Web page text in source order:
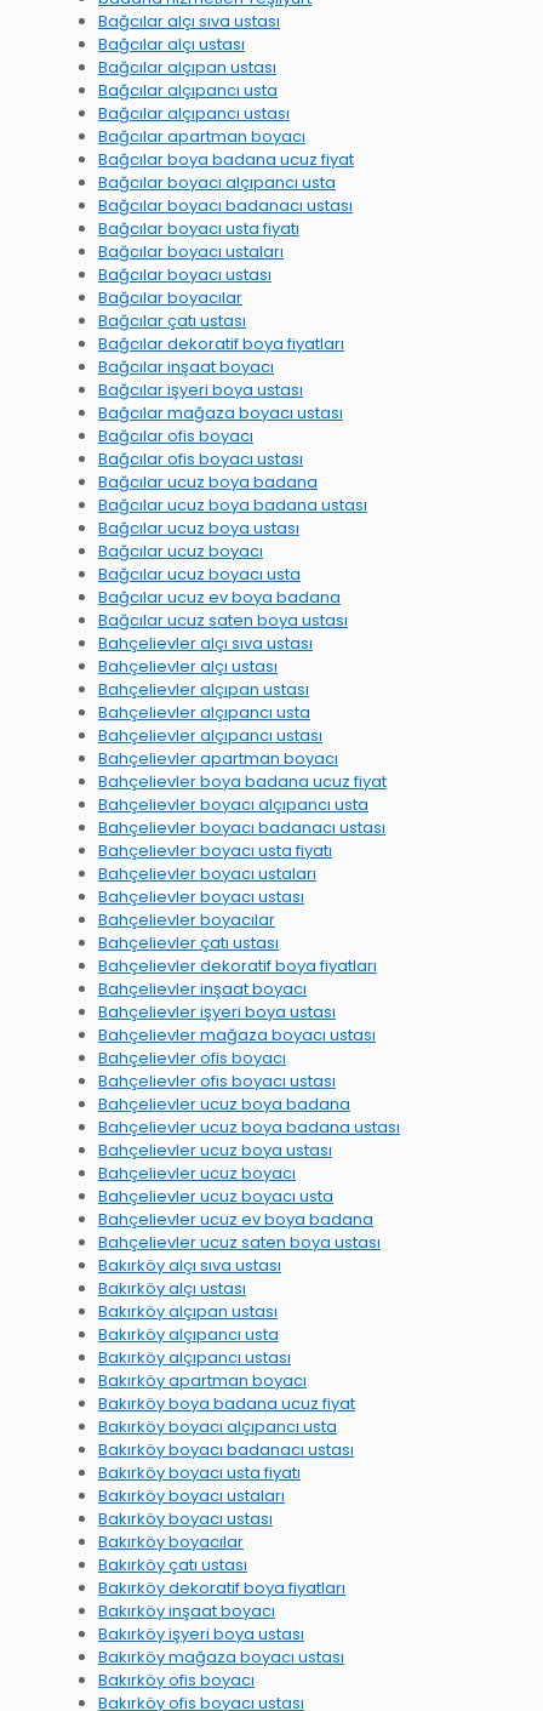
Bağcılar alçı sıva ustası
Bağcılar alçı ustası
Bağcılar alçıpan ustası
Bağcılar alçıpancı usta
Bağcılar alçıpancı ustası
Bağcılar apartman boyacı
Bağcılar boya badana ucuz fiyat
Bağcılar boyacı alçıpancı usta
Bağcılar boyacı badanacı ustası
Bağcılar boyacı usta fiyatı
Bağcılar boyacı ustaları
Bağcılar boyacı ustası
Bağcılar boyacılar
Bağcılar çatı ustası
Bağcılar dekoratif boya fiyatları
Bağcılar inşaat boyacı
Bağcılar işyeri boya ustası
Bağcılar mağaza boyacı ustası
Bağcılar ofis boyacı
Bağcılar ofis boyacı ustası
Bağcılar ucuz boya badana
Bağcılar ucuz boya badana ustası
Bağcılar ucuz boya ustası
Bağcılar ucuz boyacı
Bağcılar ucuz boyacı usta
Bağcılar ucuz ev boya badana
Bağcılar ucuz saten boya ustası
Bahçelievler alçı sıva ustası
Bahçelievler alçı ustası
Bahçelievler alçıpan ustası
Bahçelievler alçıpancı usta
Bahçelievler alçıpancı ustası
Bahçelievler apartman boyacı
Bahçelievler boya badana ucuz fiyat
Bahçelievler boyacı alçıpancı usta
Bahçelievler boyacı badanacı ustası
Bahçelievler boyacı usta fiyatı
Bahçelievler boyacı ustaları
Bahçelievler boyacı ustası
Bahçelievler boyacılar
Bahçelievler çatı ustası
Bahçelievler dekoratif boya fiyatları
Bahçelievler inşaat boyacı
Bahçelievler işyeri boya ustası
Bahçelievler mağaza boyacı ustası
Bahçelievler ofis boyacı
Bahçelievler ofis boyacı ustası
Bahçelievler ucuz boya badana
Bahçelievler ucuz boya badana ustası
Bahçelievler ucuz boya ustası
Bahçelievler ucuz boyacı
Bahçelievler ucuz boyacı usta
Bahçelievler ucuz ev boya badana
Bahçelievler ucuz saten boya ustası
Bakırköy alçı sıva ustası
Bakırköy alçı ustası
Bakırköy alçıpan ustası
Bakırköy alçıpancı usta
Bakırköy alçıpancı ustası
Bakırköy apartman boyacı
Bakırköy boya badana ucuz fiyat
Bakırköy boyacı alçıpancı usta
Bakırköy boyacı badanacı ustası
Bakırköy boyacı usta fiyatı
Bakırköy boyacı ustaları
Bakırköy boyacı ustası
Bakırköy boyacılar
Bakırköy çatı ustası
Bakırköy dekoratif boya fiyatları
Bakırköy inşaat boyacı
Bakırköy işyeri boya ustası
Bakırköy mağaza boyacı ustası
Bakırköy ofis boyacı
Bakırköy ofis boyacı ustası